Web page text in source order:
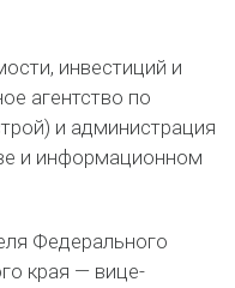
инвестиций и
агентство по
и администрация
и информационном
Федерального
края — вице-